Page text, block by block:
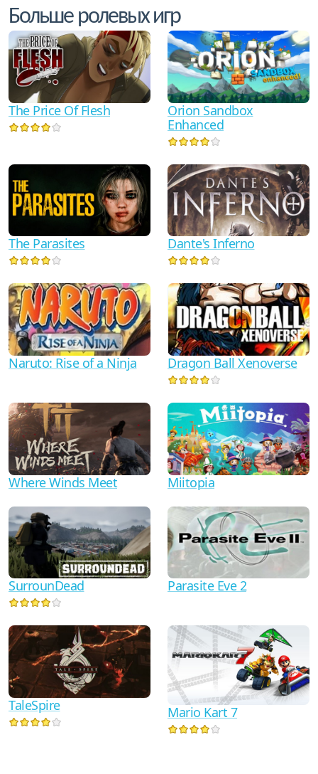
Больше ролевых игр
The Price Of Flesh
Orion Sandbox
Enhanced
The Parasites Dante's Inferno
Naruto: Rise of a Ninja Dragon Ball Xenoverse
Where Winds Meet Miitopia
SurrounDead Parasite Eve 2
TaleSpire Mario Kart 7